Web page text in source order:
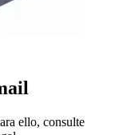
ello, consulte